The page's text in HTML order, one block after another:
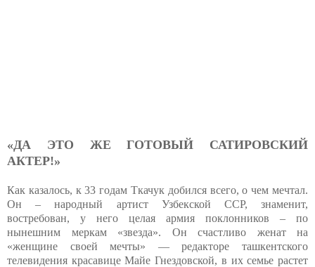
«ДА ЭТО ЖЕ ГОТОВЫЙ САТИРОВСКИЙ
АКТЕР!»
Как казалось, к 33 годам Ткачук добился всего, о чем мечтал.
Он – народный артист Узбекской ССР, знаменит,
востребован, у него целая армия поклонников – по
нынешним меркам «звезда». Он счастливо женат на
«женщине своей мечты» — редакторе ташкентского
телевидения красавице Майе Гнездовской, в их семье растет